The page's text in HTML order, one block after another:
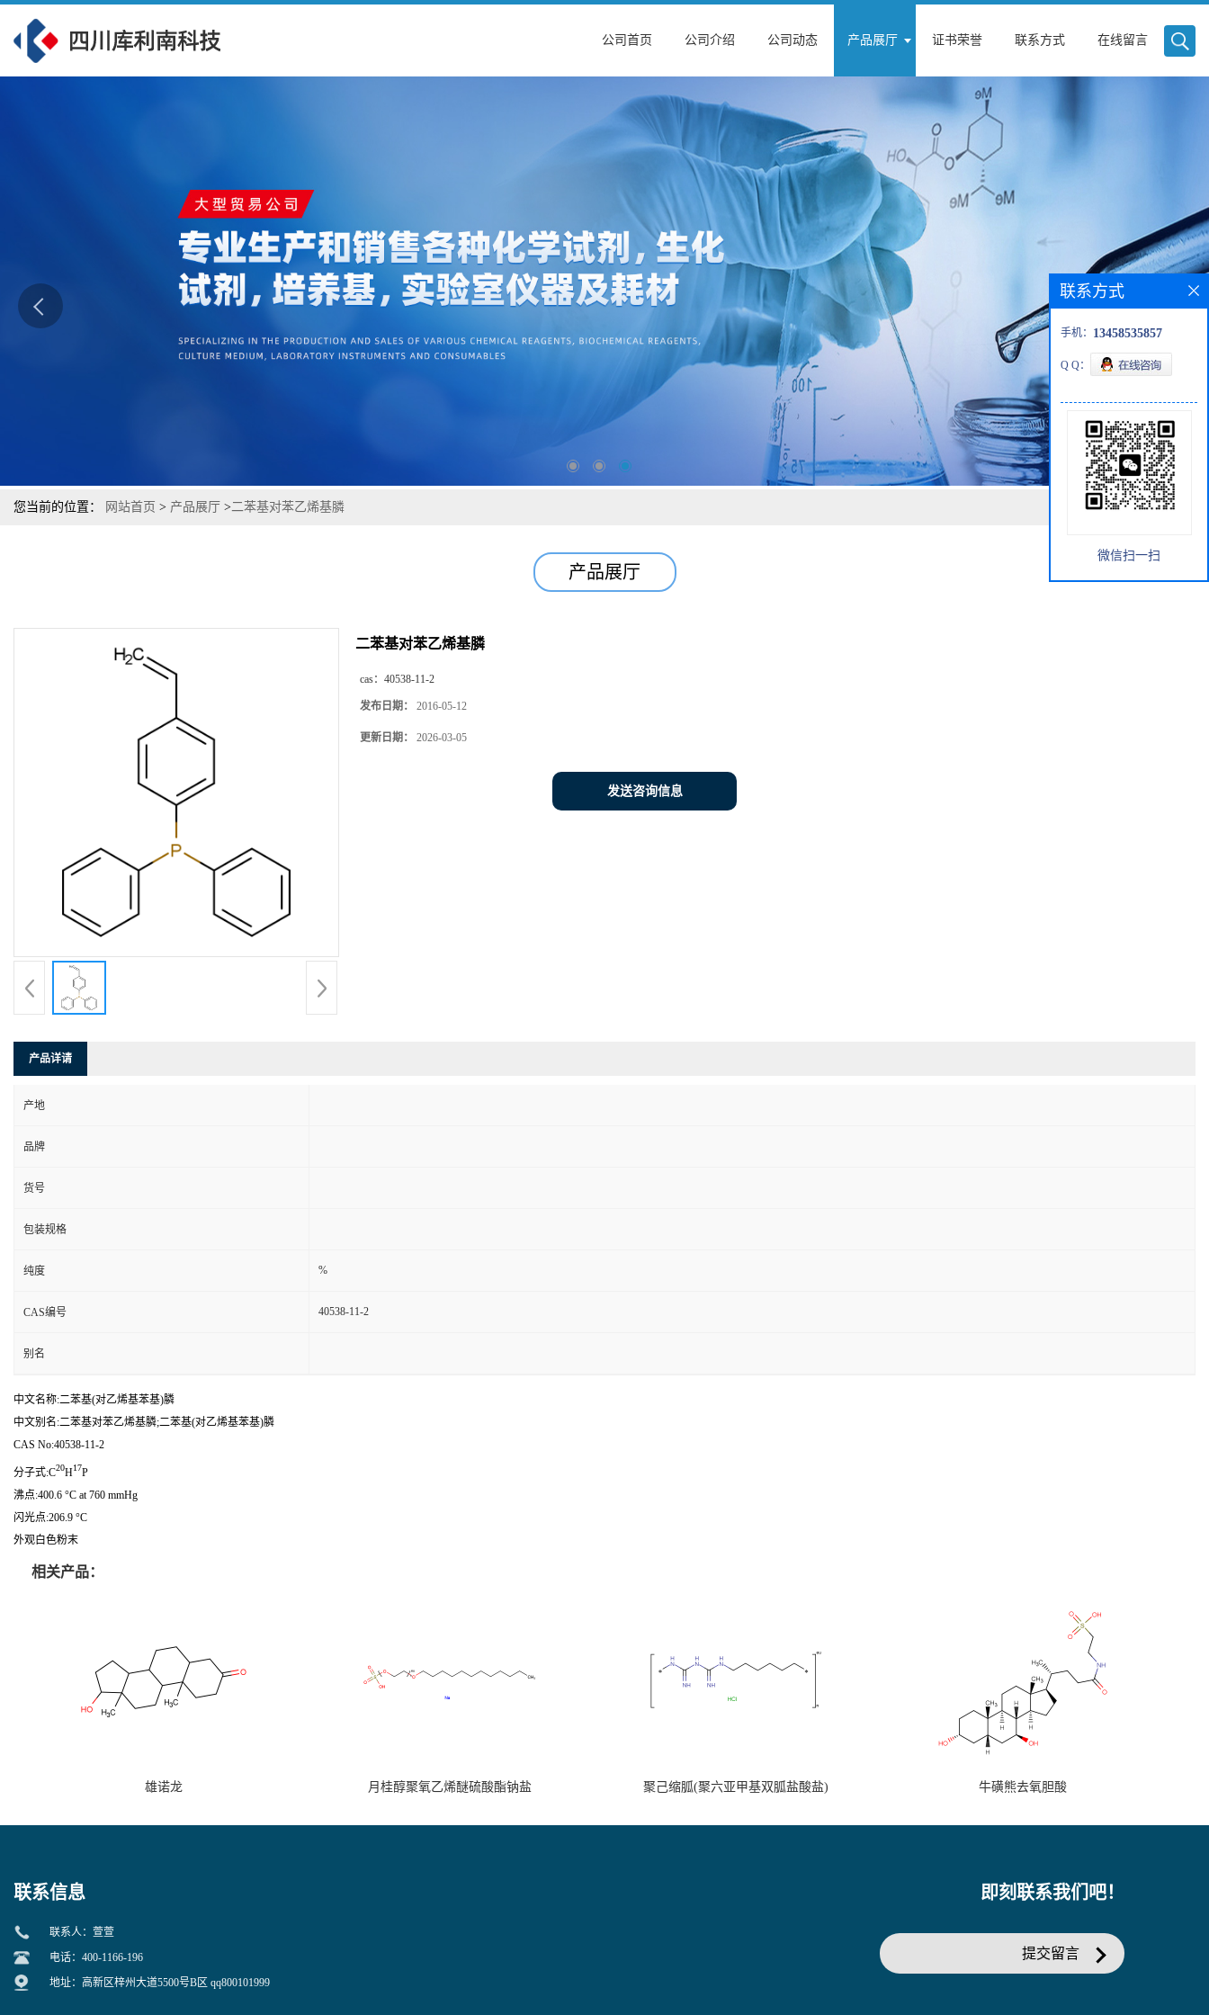
公司首页 公司介绍 公司动态 产品展厅 证书荣誉 联系方式 在线留言
您当前的位置： 网站首页 > 产品展厅 >二苯基对苯乙烯基膦
产品展厅
二苯基对苯乙烯基膦
cas： 40538-11-2
发布日期： 2016-05-12
更新日期： 2026-03-05
发送咨询信息
产品详请
产地
品牌
货号
包装规格
纯度 %
CAS编号 40538-11-2
别名
中文名称:二苯基(对乙烯基苯基)膦
中文别名:二苯基对苯乙烯基膦;二苯基(对乙烯基苯基)膦
CAS No:40538-11-2
分子式:C20H17P
沸点:400.6 °C at 760 mmHg
闪光点:206.9 °C
外观白色粉末
相关产品：
雄诺龙 月桂醇聚氧乙烯醚硫酸酯钠盐 聚己缩胍(聚六亚甲基双胍盐酸盐) 牛磺熊去氧胆酸
联系方式
手机： 13458535857
Q Q：
微信扫一扫
联系信息
联系人：萱萱
电话：400-1166-196
地址：高新区梓州大道5500号B区 qq800101999
即刻联系我们吧！
提交留言